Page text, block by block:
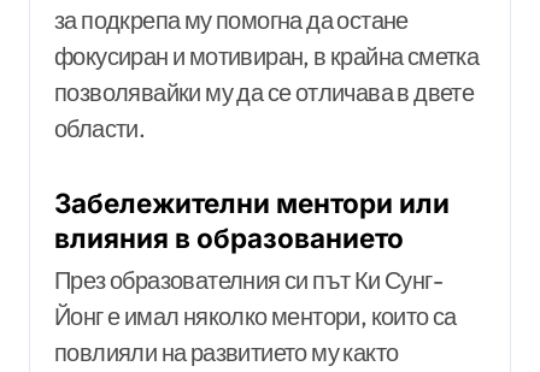
за подкрепа му помогна да остане
фокусиран и мотивиран, в крайна сметка
позволявайки му да се отличава в двете
области.
Забележителни ментори или
влияния в образованието
През образователния си път Ки Сунг-
Йонг е имал няколко ментори, които са
повлияли на развитието му както